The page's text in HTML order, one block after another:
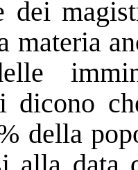
dei
materia
dicono
della